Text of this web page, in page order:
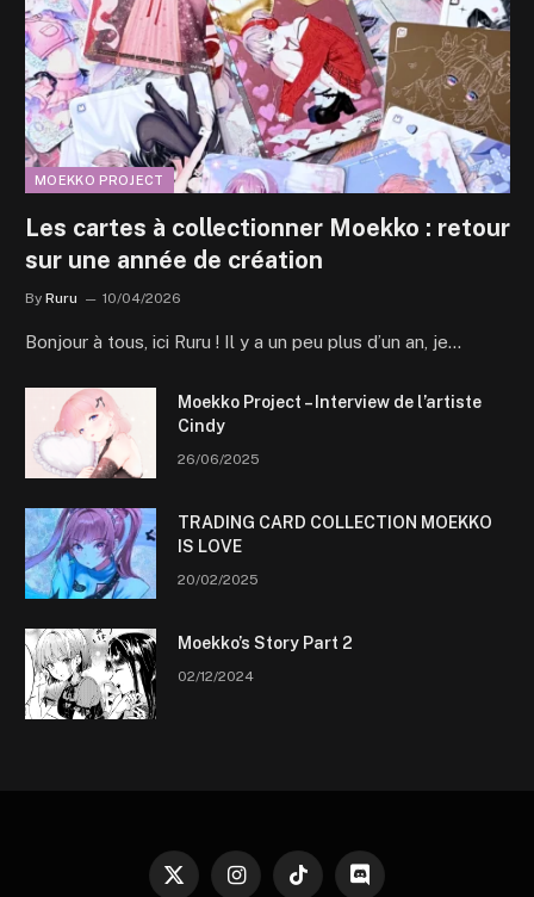
MOEKKO PROJECT
Les cartes à collectionner Moekko : retour
sur une année de création
By Ruru 10/04/2026
Bonjour à tous, ici Ruru ! Il y a un peu plus d’un an, je…
Moekko Project – Interview de l’artiste
Cindy
26/06/2025
TRADING CARD COLLECTION MOEKKO
IS LOVE
20/02/2025
Moekko’s Story Part 2
02/12/2024
X InstagramTikTok Discord